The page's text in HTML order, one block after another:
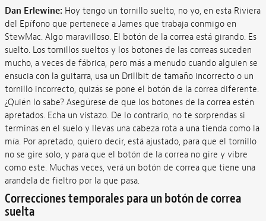
Dan Erlewine: Hoy tengo un tornillo suelto, no yo, en esta Riviera
del Epífono que pertenece a James que trabaja conmigo en
StewMac. Algo maravilloso. El botón de la correa está girando. Es
suelto. Los tornillos sueltos y los botones de las correas suceden
mucho, a veces de fábrica, pero más a menudo cuando alguien se
ensucia con la guitarra, usa un Drillbit de tamaño incorrecto o un
tornillo incorrecto, quizás se pone el botón de la correa diferente.
¿Quién lo sabe? Asegúrese de que los botones de la correa estén
apretados. Echa un vistazo. De lo contrario, no te sorprendas si
terminas en el suelo y llevas una cabeza rota a una tienda como la
mía. Por apretado, quiero decir, está ajustado, para que el tornillo
no se gire solo, y para que el botón de la correa no gire y vibre
como este. Muchas veces, verá un botón de correa que tiene una
arandela de fieltro por la que pasa.
Correcciones temporales para un botón de correa
suelta